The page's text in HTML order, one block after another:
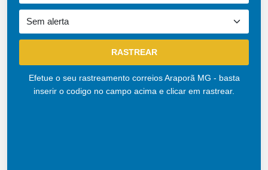
Efetue o seu rastreamento correios Araporã MG - basta
inserir o codigo no campo acima e clicar em rastrear.